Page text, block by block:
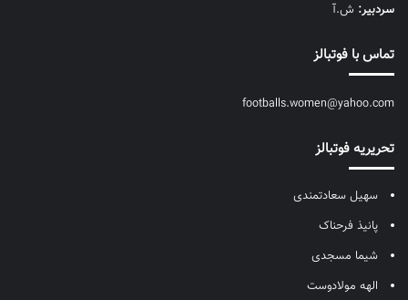
سردبیر: ش.آ
تماس با فوتبالز
footballs.women@yahoo.com
تحریریه فوتبالز
سهیل سعادتمندی
پانیذ فرحناک
شیما مسجدی
الهه مولادوست